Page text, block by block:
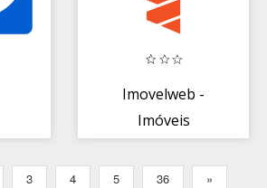
Imovelweb -
Imóveis
3 4 5 36 »